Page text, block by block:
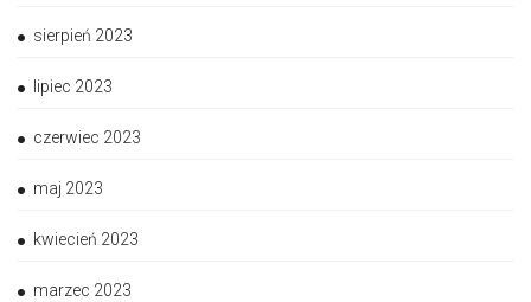
sierpień 2023
lipiec 2023
czerwiec 2023
maj 2023
kwiecień 2023
marzec 2023